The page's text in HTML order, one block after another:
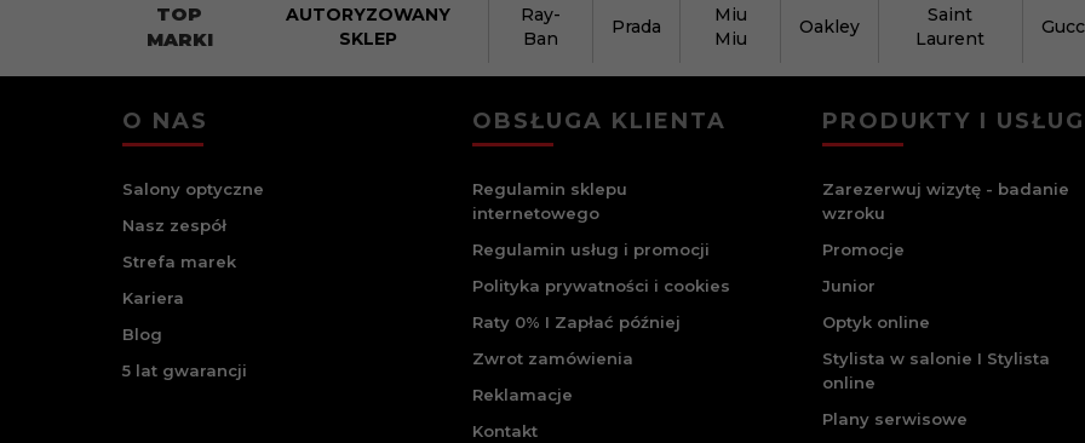
TOP
MARKI
AUTORYZOWANY
SKLEP
Ray-
Ban
Prada
Miu
Miu
Oakley
Saint
Laurent
O NAS
Salony optyczne
Nasz zespół
Strefa marek
Kariera
Blog
5 lat gwarancji
OBSŁUGA KLIENTA
Regulamin sklepu
internetowego
Regulamin usług i promocji
Polityka prywatności i cookies
Raty 0% I Zapłać później
Zwrot zamówienia
Reklamacje
Kontakt
PRODUKTY I
Zarezerwuj wizytę - badanie
wzroku
Promocje
Junior
Optyk online
Stylista w salonie I Stylista
online
Plany serwisowe